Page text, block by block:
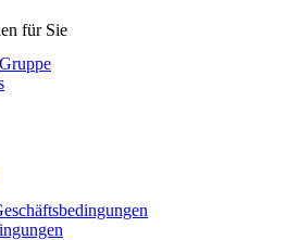
für Sie